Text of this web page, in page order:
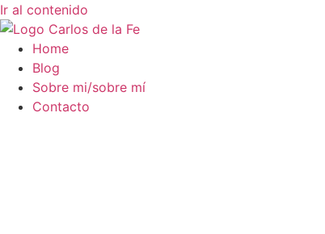
Ir al contenido
Home
Blog
Sobre mi/sobre mí
Contacto